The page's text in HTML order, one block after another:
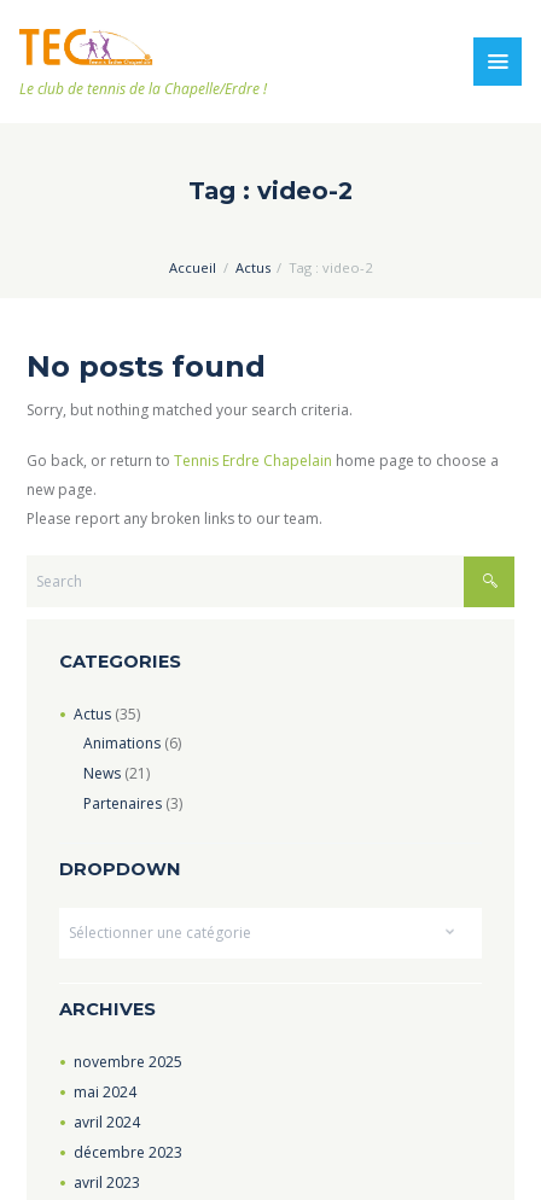
Le club de tennis de la Chapelle/Erdre !
Tag : video-2
Accueil Actus Tag : video-2
No posts found
Sorry, but nothing matched your search criteria.
Go back, or return toTennis Erdre Chapelain home page to choose a
new page.
Please report any broken links to our team.
CATEGORIES
Actus(35)
Animations (6)
News (21)
Partenaires (3)
DROPDOWN
ARCHIVES
novembre 2025
mai 2024
avril 2024
décembre 2023
avril 2023